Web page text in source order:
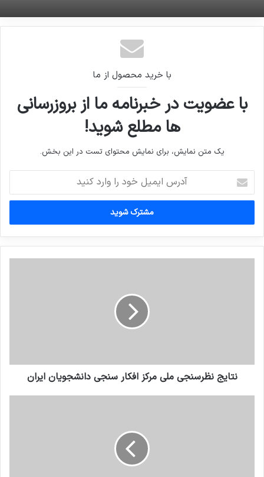
با خرید محصول از ما
با عضویت در خبرنامه ما از بروزرسانی
ها مطلع شوید!
یک متن نمایش، برای نمایش محتوای تست در این بخش.
ایمیل
خود
وارد
کنید
نتایج نظرسنجی ملی مرکز افکار سنجی دانشجویان ایران